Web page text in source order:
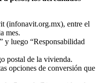
(infonavit.org.mx), entre el
mes.
y luego “Responsabilidad
postal de la vivienda.
opciones de conversión que